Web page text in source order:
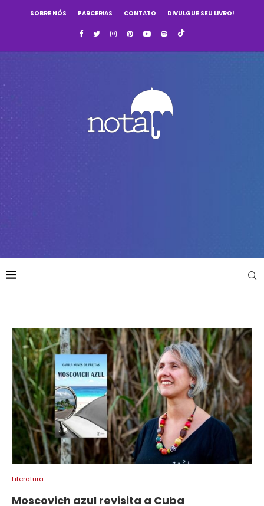
SOBRE NÓS PARCERIAS CONTATO DIVULGUE SEU LIVRO!
Literatura
Moscovich azul revisita a Cuba